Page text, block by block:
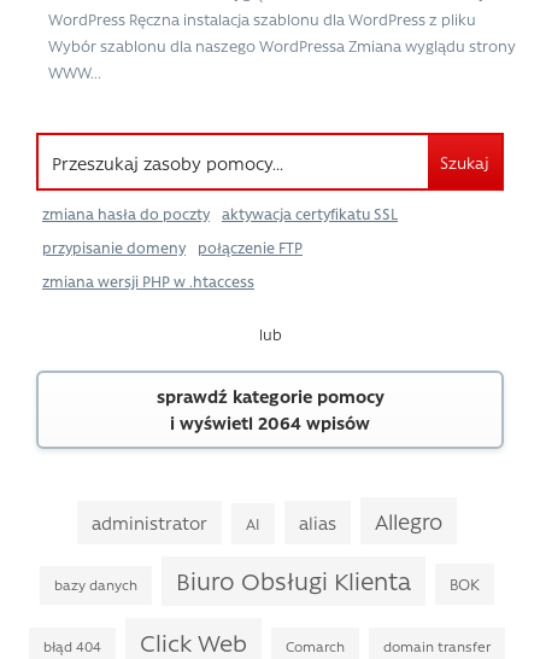
WordPress Ręczna instalacja szablonu dla WordPress z pliku
Wybór szablonu dla naszego WordPressa Zmiana wyglądu strony
WWW...
Szukaj
zmiana hasła do poczty
aktywacja certyfikatu SSL
przypisanie domeny
połączenie FTP
zmiana wersji PHP w .htaccess
lub
sprawdź kategorie pomocy
i wyświetl 2064 wpisów
administrator AI alias Allegro
bazy danych Biuro Obsługi Klienta BOK
błąd 404 Click Web Comarch domain transfer